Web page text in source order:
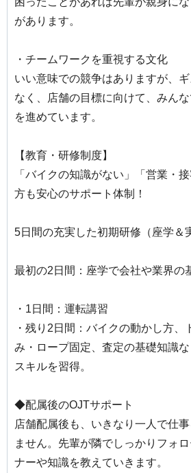
があります。
・チームワークを重視する文化
いい意味での競争はありますが、
なく、店舗の目標に向けて、みん
を進めています。
【教育・研修制度】
「バイクの知識がない」「営業・
方も安心のサポート体制！
5日間の充実した初期研修（座学＆
最初の2日間：座学で会社や業界の
・1日間：運転講習
・残り2日間：バイクの動かし方、
み・ロープ固定、査定の基礎知識
スキルを習得。
◆配属後のOJTサポート
店舗配属後も、いきなり一人で仕
ません。先輩が隣でしっかりフォ
ナーや知識を教えていきます。